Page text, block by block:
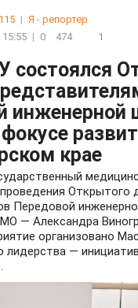
| Я - репортер
15:55 | 0 474 1
состоялся
инженерной
крае
Открытого
Передовой
— Александра
организовано
лидерства —